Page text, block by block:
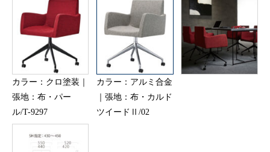
カラー：クロ塗装｜
張地：布・パー
ル/T-9297
カラー：アルミ合金
｜張地：布・カルド
ツイードⅡ/02